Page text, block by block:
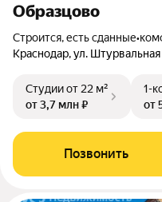
Образцово
Строится, есть сданные•
Краснодар, ул.
Студииот 22 м²
от 3,7 млн ₽
1-
от
Позвонить